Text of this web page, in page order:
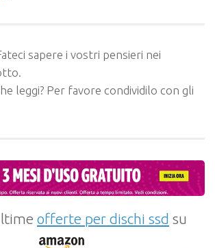
sapere i vostri pensieri nei
leggi? Per favore condividilo con gli
offerte per dischi ssd su